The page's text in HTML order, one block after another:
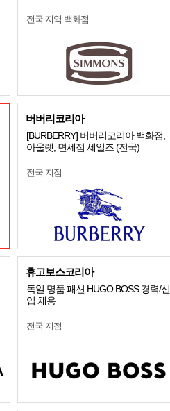
전국 지역 백화점
버버리코리아
[BURBERRY] 버버리코리아 백화점,
아울렛, 면세점 세일즈 (전국)
전국 지점
휴고보스코리아
독일 명품 패션 HUGO BOSS 경력/신
입 채용
전국 지점